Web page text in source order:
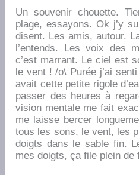
Un souvenir chouette.
plage, essayons. Ok j’y
disent. Les amis, autour.
l’entends. Les voix des
c’est marrant. Le ciel est
le vent ! /o\ Purée j’ai
avait cette petite rigole
passer des heures à
vision mentale me fait
me laisse bercer
tous les sons, le vent, les
doigts dans le sable fin.
mes doigts, ça file plein de